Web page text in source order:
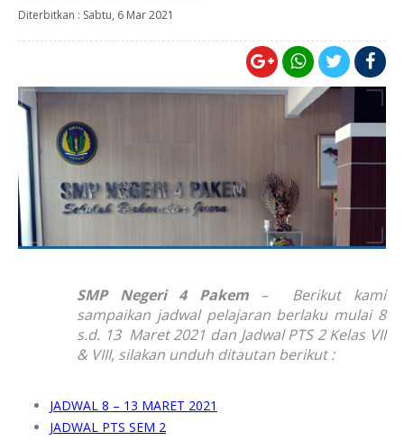
Diterbitkan : Sabtu, 6 Mar 2021
SMP Negeri 4 Pakem– Berikut kami
sampaikan jadwal pelajaran berlaku mulai 8
s.d. 13 Maret 2021 dan Jadwal PTS 2 Kelas VII
& VIII, silakan unduh ditautan berikut :
JADWAL 8 – 13 MARET 2021
JADWAL PTS SEM 2